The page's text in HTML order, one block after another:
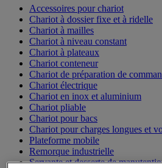
Accessoires pour chariot
Chariot à dossier fixe et à ridelle
Chariot à mailles
Chariot à niveau constant
Chariot à plateaux
Chariot conteneur
Chariot de préparation de
Chariot électrique
Chariot en inox et aluminium
Chariot pliable
Chariot pour bacs
Chariot pour charges longues et
Plateforme mobile
Remorque industrielle
Servante et desserte de